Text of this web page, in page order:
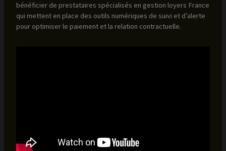
bénéficier de prestataires spécialisés en gestion loyers France
qui mettent en place des outils numériques de suivi et d’alerte
pour optimiser le paiement et la relation contractuelle.